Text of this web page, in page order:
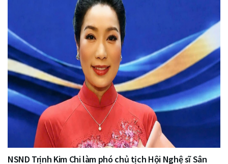
NSND Trịnh Kim Chi làm phó chủ tịch Hội Nghệ sĩ Sân